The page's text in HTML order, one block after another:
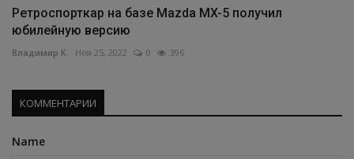
Ретроспорткар на базе Mazda MX-5 получил
юбилейную версию
Владимир К. Ноя 25, 2022 0 396
КОММЕНТАРИИ
Name